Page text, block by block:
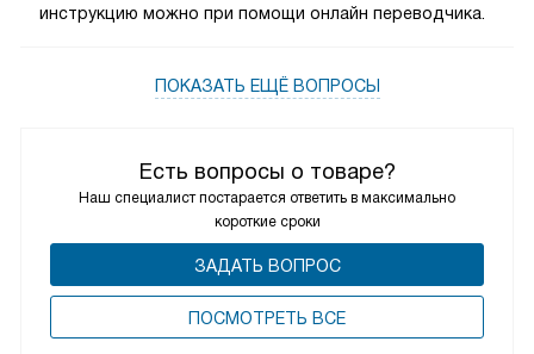
Есть вопросы о товаре?
Наш специалист постарается ответить в максимально
короткие сроки
ЗАДАТЬ ВОПРОС
ПОCМОТРЕТЬ ВСЕ
инструкцию можно при помощи онлайн переводчика.
ПОКАЗАТЬ ЕЩЁ ВОПРОСЫ